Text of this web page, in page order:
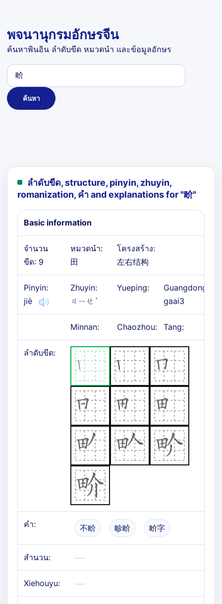
พจนานุกรมอักษรจีน
ค้นหาพินอิน ลำดับขีด หมวดนำ และข้อมูลอักษร
ค้นหา
ลำดับขีด, structure, pinyin, zhuyin,
romanization, คำ and explanations for "畍"
Basic information
จำนวน
ขีด: 9
หมวดนำ:
田
โครงสร้าง:
左右结构
Pinyin:
jiè
Zhuyin:
ㄐㄧㄝˋ
Yueping:
Guangdong:
gaai3
Minnan: Chaozhou: Tang:
ลำดับขีด:
คำ: 不畍 畛畍 畍字
สำนวน:
Xiehouyu: